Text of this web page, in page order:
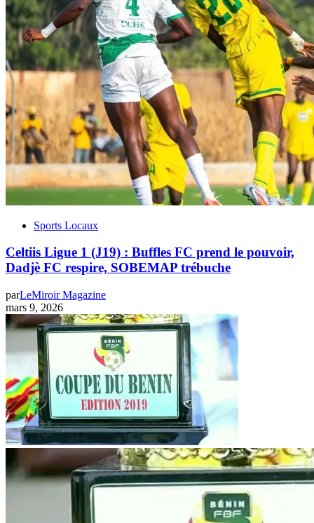
Sports Locaux
Celtiis Ligue 1 (J19) : Buffles FC prend le pouvoir,
Dadjè FC respire, SOBEMAP trébuche
parLeMiroir Magazine
mars 9, 2026